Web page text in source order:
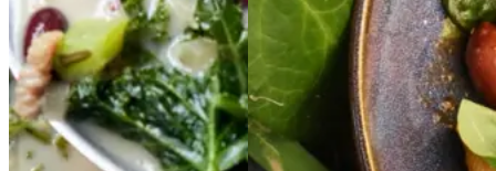
Gem opskrift
Gem opskrift
Aftensmad